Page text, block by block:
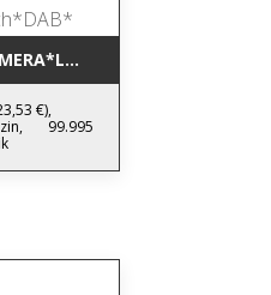
€),
99.995